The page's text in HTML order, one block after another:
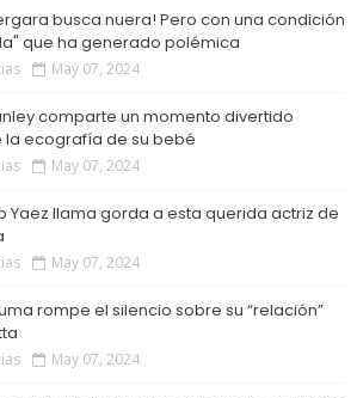
busca nuera! Pero con una condición
que ha generado polémica
May 07, 2024
comparte un momento divertido
la ecografía de su bebé
May 07, 2024
Yaez llama gorda a esta querida actriz de
May 07, 2024
rompe el silencio sobre su “relación”
May 07, 2024